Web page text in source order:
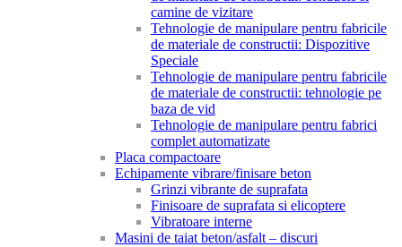
camine de vizitare
Tehnologie de manipulare pentru fabricile
de materiale de constructii: Dispozitive
Speciale
Tehnologie de manipulare pentru fabricile
de materiale de constructii: tehnologie pe
baza de vid
Tehnologie de manipulare pentru fabrici
complet automatizate
Placa compactoare
Echipamente vibrare/finisare beton
Grinzi vibrante de suprafata
Finisoare de suprafata si elicoptere
Vibratoare interne
Masini de taiat beton/asfalt – discuri